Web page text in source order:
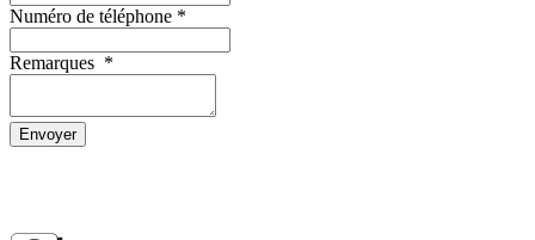
Numéro de téléphone *
Remarques *
Envoyer